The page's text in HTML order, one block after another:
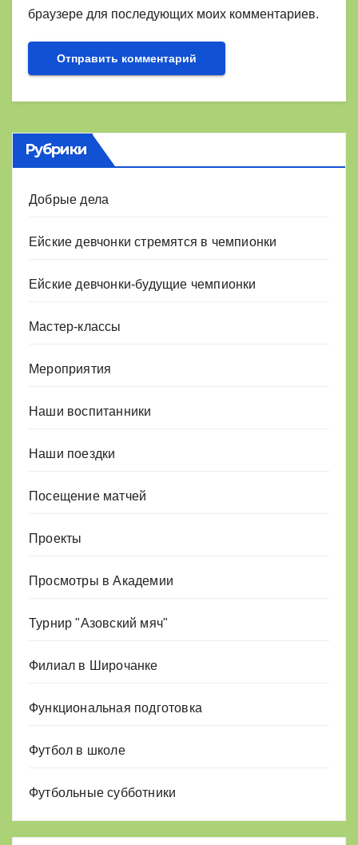
браузере для последующих моих комментариев.
Рубрики
Добрые дела
Ейские девчонки стремятся в чемпионки
Ейские девчонки-будущие чемпионки
Мастер-классы
Мероприятия
Наши воспитанники
Наши поездки
Посещение матчей
Проекты
Просмотры в Академии
Турнир "Азовский мяч"
Филиал в Широчанке
Функциональная подготовка
Футбол в школе
Футбольные субботники